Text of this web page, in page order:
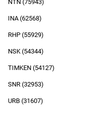
NTN (75943)
INA (62568)
RHP (55929)
NSK (54344)
TIMKEN (54127)
SNR (32953)
URB (31607)